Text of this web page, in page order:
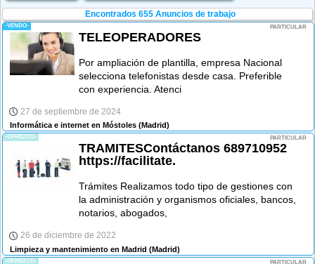
Encontrados 655Anuncios de trabajo
-VENDO- PARTICULAR
TELEOPERADORES
Por ampliación de plantilla, empresa Nacional
selecciona telefonistas desde casa. Preferible
con experiencia. Atenci
27 de septiembre de 2024
Informática e internet en Móstoles (Madrid)
-OFREZCO- PARTICULAR
TRAMITESContáctanos 689710952
https://facilitate.
Trámites Realizamos todo tipo de gestiones con
la administración y organismos oficiales, bancos,
notarios, abogados,
26 de diciembre de 2022
Limpieza y mantenimiento en Madrid (Madrid)
-OFREZCO- PARTICULAR